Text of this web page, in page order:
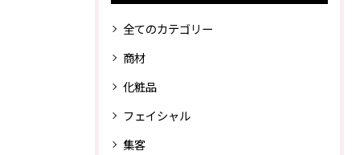
全てのカテゴリー
商材
化粧品
フェイシャル
集客